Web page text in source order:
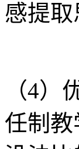
感提
（4
任制